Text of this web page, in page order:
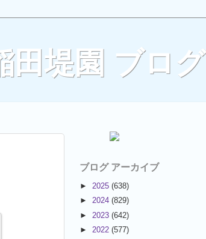
田堤園 ブログ
ブログ アーカイブ
► 2025 (638)
► 2024 (829)
► 2023 (642)
► 2022 (577)